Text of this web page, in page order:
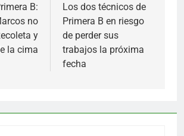
B:
no
y
la cima
Los dos técnicos de
Primera B en riesgo
de perder sus
trabajos la próxima
fecha